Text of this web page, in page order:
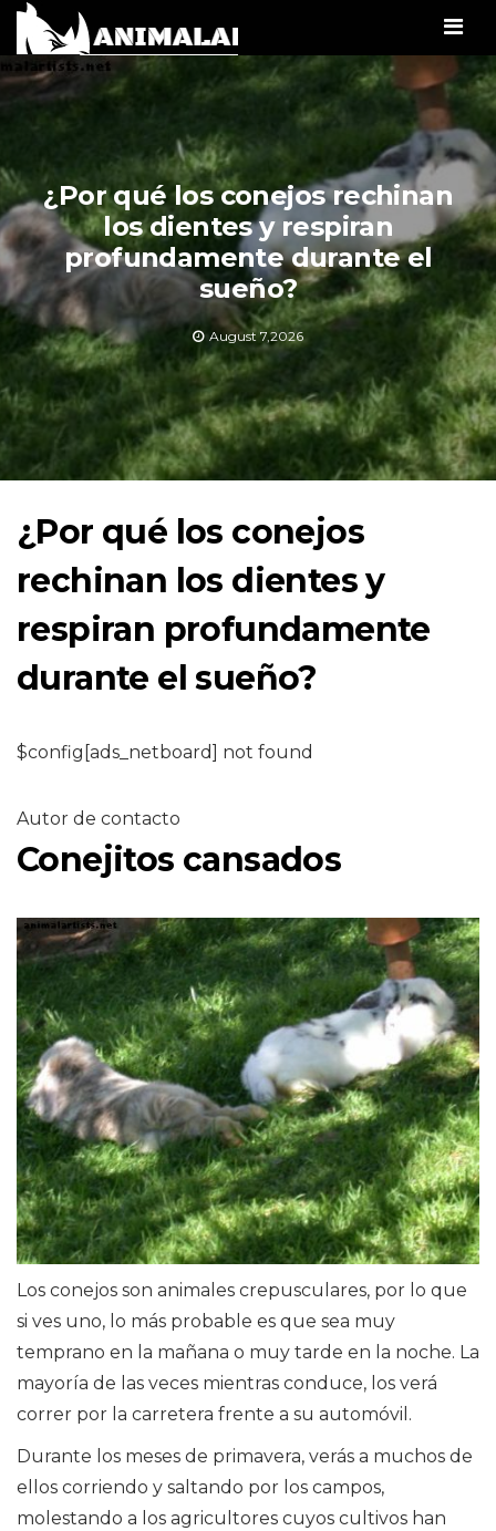
¿Por qué los conejos rechinan
los dientes y respiran
profundamente durante el
sueño?
August 7,2026
¿Por qué los conejos
rechinan los dientes y
respiran profundamente
durante el sueño?
$config[ads_netboard] not found
Autor de contacto
Conejitos cansados
Los conejos son animales crepusculares, por lo que
si ves uno, lo más probable es que sea muy
temprano en la mañana o muy tarde en la noche. La
mayoría de las veces mientras conduce, los verá
correr por la carretera frente a su automóvil.
Durante los meses de primavera, verás a muchos de
ellos corriendo y saltando por los campos,
molestando a los agricultores cuyos cultivos han